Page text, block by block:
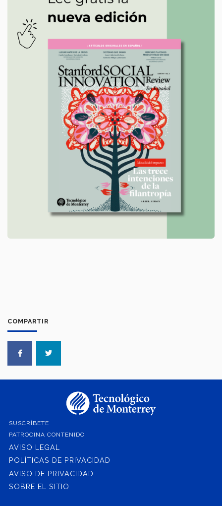
COMPARTIR
SUSCRÍBETE
PATROCINA CONTENIDO
AVISO LEGAL
POLÍTICAS DE PRIVACIDAD
AVISO DE PRIVACIDAD
SOBRE EL SITIO